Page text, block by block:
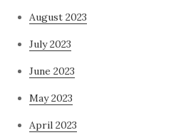
August 2023
July 2023
June 2023
May 2023
April 2023